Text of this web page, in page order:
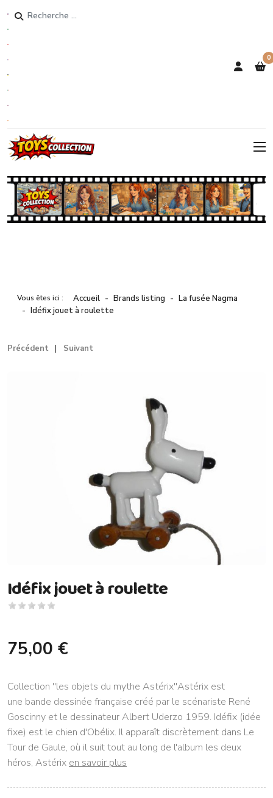
Rechercher
0
Vous êtes ici : Accueil Brands listing
La fusée Nagma
Idéfix jouet à roulette
Précédent Suivant
Idéfix jouet à roulette
75,00 €
Collection ''les objets du mythe Astérix''Astérix est
une bande dessinée française créé par le scénariste René
Goscinny et le dessinateur Albert Uderzo 1959. Idéfix (idée
fixe) est le chien d'Obélix. Il apparaît discrètement dans Le
Tour de Gaule, où il suit tout au long de l'album les deux
héros, Astérix en savoir plus